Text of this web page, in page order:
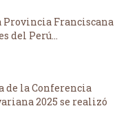
Provincia Franciscana
del Perú...
de la Conferencia
2025 se realizó